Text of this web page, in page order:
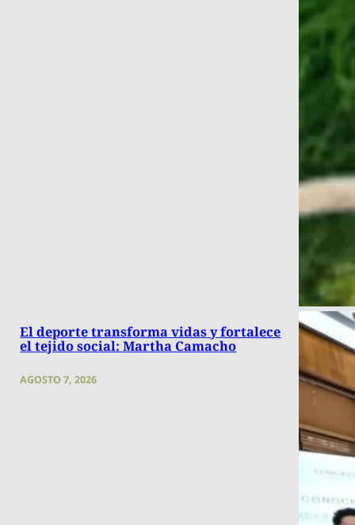
El deporte transforma vidas y fortalece
el tejido social: Martha Camacho
AGOSTO 7, 2026